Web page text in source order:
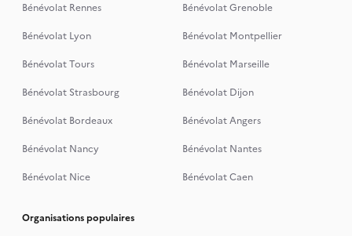
Bénévolat Rennes
Bénévolat Grenoble
Bénévolat Lyon
Bénévolat Montpellier
Bénévolat Tours
Bénévolat Marseille
Bénévolat Strasbourg
Bénévolat Dijon
Bénévolat Bordeaux
Bénévolat Angers
Bénévolat Nancy
Bénévolat Nantes
Bénévolat Nice
Bénévolat Caen
Organisations populaires